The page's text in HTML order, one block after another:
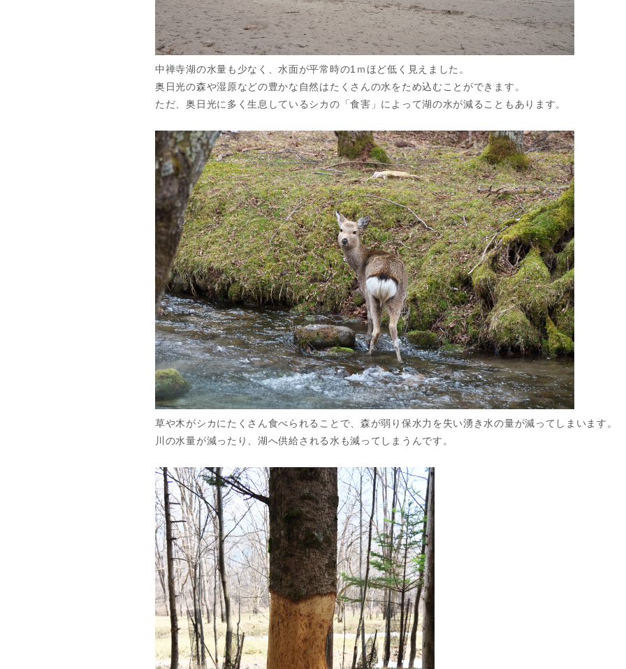
中禅寺湖の水量も少なく、水面が平常時の1ｍほど低く見えました。
奥日光の森や湿原などの豊かな自然はたくさんの水をため込むことができます。
ただ、奥日光に多く生息しているシカの「食害」によって湖の水が減ることもあります。
草や木がシカにたくさん食べられることで、森が弱り保水力を失い湧き水の量が減ってしまいます。
川の水量が減ったり、湖へ供給 される水も減っ てしまうんです。